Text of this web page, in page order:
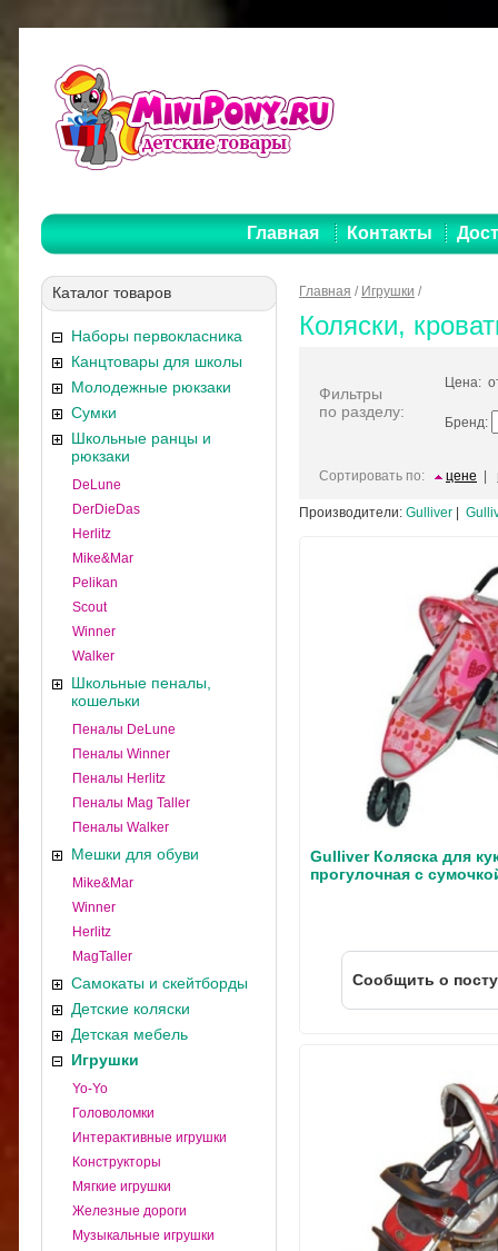
Главная Контакты
Каталог товаров
Наборы первокласника
Канцтовары для школы
Молодежные рюкзаки
Сумки
Школьные ранцы и
рюкзаки
DeLune
DerDieDas
Herlitz
Mike&Mar
Pelikan
Scout
Winner
Walker
Школьные пеналы,
кошельки
Пеналы DeLune
Пеналы Winner
Пеналы Herlitz
Пеналы Mag Taller
Пеналы Walker
Мешки для обуви
Mike&Mar
Winner
Herlitz
MagTaller
Самокаты и скейтборды
Детские коляски
Детская мебель
Игрушки
Yo-Yo
Головоломки
Интерактивные игрушки
Конструкторы
Мягкие игрушки
Железные дороги
Музыкальные игрушки
Главная / Игрушки /
Коляски,
Фильтры
по разделу:
Цена:
Бренд:
Сортировать по: цене
Производители: Gulliver
Gulliver Коляска для
прогулочная с
Cообщить о